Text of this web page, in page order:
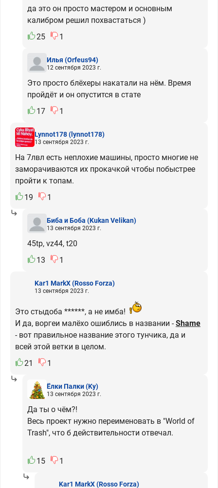
да это он просто мастером и основным
калибром решил похвастаться )
25
1
Илья (Orfeus94)
12 сентября 2023 г.
Это просто блёхеры накатали на нём. Время
пройдёт и он опустится в стате
17
1
Lynnot178(lynnot178)
13 сентября 2023 г.
На 7лвл есть неплохие машины, просто многие не
заморачиваются их прокачкой чтобы побыстрее
пройти к топам.
19
1
Биба и Боба (Kukan Velikan)
13 сентября 2023 г.
45tp, vz44, t20
13
1
Kar1 MarkX(Rosso Forza)
13 сентября 2023 г.
Это стыдоба ******, а не имба!
И да, воргеи малёхо ошиблись в названии -Shame
- вот правильное название этого тунчика, да и
всей этой ветки в целом.
21
1
Ёлки Палки(Ky)
13 сентября 2023 г.
Да ты о чём?!
Весь проект нужно переименовать в "World of
Trash", что б действительности отвечал.
15 1
Kar1 MarkX(Rosso Forza)